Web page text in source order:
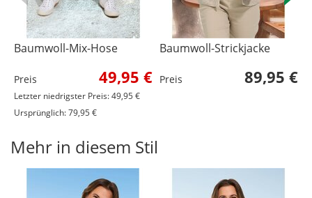
Baumwoll-Mix-Hose
Preis 49,95 €
Letzter niedrigster Preis: 49,95 €
Ursprünglich: 79,95 €
Baumwoll-Strickjacke
Preis 89,95 €
Mehr in diesem Stil